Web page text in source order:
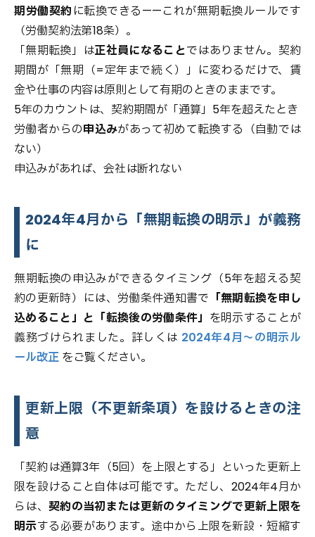
期労働契約 に転換できる——これが無期転換ルールです
（労働契約法第18条）。
「無期転換」は正社員になることではありません。契約
期間が「無期（=定年まで続く）」に変わるだけで、賃
金や仕事の内容は原則として有期のときのままです。
5年のカウントは、契約期間が「通算」5年を超えたとき
労働者からの申込みがあって初めて転換する（自動では
ない）
申込みがあれば、会社は断れない
2024年4月から「無期転換の明示」が義務
に
無期転換の申込みができるタイミング（5年を超える契
約の更新時）には、労働条件通知書で 「無期転換を申し
込めること」と「転換後の労働条件」 を明示することが
義務づけられました。詳しくは 2024年4月〜の明示ル
ール改正 をご覧ください。
更新上限（不更新条項）を設けるときの注
意
「契約は通算3年（5回）を上限とする」といった更新上
限を設けること自体は可能です。ただし、2024年4月か
らは、 契約の当初または更新のタイミングで更新上限を
明示する必要があります。途中から上限を新設・短縮す